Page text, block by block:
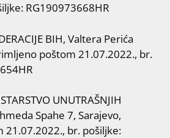
RG190973668HR
BIH, Valtera Perića
poštom 21.07.2022., br.
UNUTRAŠNJIH
Spahe 7, Sarajevo,
br. pošiljke: